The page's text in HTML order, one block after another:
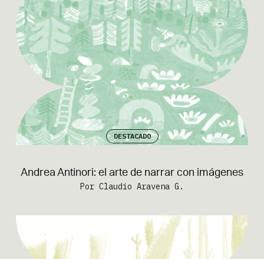
DESTACADO
Andrea Antinori: el arte de narrar con imágenes
Por Claudio Aravena G.